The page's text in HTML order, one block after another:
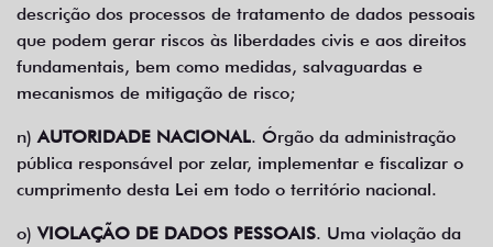
descrição dos processos de tratamento de dados pessoais
que podem gerar riscos às liberdades civis e aos direitos
fundamentais, bem como medidas, salvaguardas e
mecanismos de mitigação de risco;
n)AUTORIDADE NACIONAL. Órgão da administração
pública responsável por zelar, implementar e fiscalizar o
cumprimento desta Lei em todo o território nacional.
o)VIOLAÇÃO DE DADOS PESSOAIS. Uma violação da